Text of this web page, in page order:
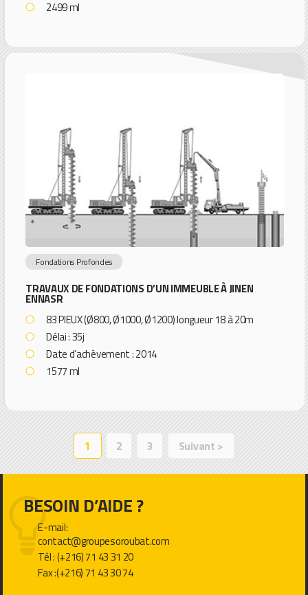
2499 ml
Fondations Profondes
TRAVAUX DE FONDATIONS D’UN IMMEUBLE À JINEN
ENNASR
83 PIEUX (Ø800, Ø1000, Ø1200) longueur 18 à 20m
Délai : 35j
Date d’achèvement : 2014
1577 ml
1 2 3 Suivant >
BESOIN D’AIDE ?
E-mail:
contact@groupesoroubat.com
Tél : (+216) 71 43 31 20
Fax :(+216) 71 43 30 74